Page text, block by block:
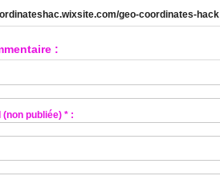
geo-coordinates-hack
:
publiée) * :